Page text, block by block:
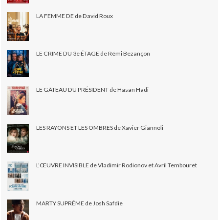
LA FEMME DE de David Roux
LE CRIME DU 3e ÉTAGE de Rémi Bezançon
LE GÂTEAU DU PRÉSIDENT de Hasan Hadi
LES RAYONS ET LES OMBRES de Xavier Giannoli
L’ŒUVRE INVISIBLE de Vladimir Rodionov et Avril Tembouret
MARTY SUPRÊME de Josh Safdie